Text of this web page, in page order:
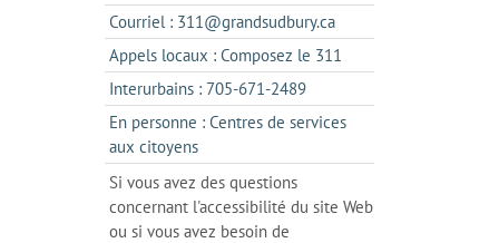
dans
un
nouvel
Courriel : 311@grandsudbury.cas'ouvre
dans
votre
de
Appels locaux : Composez le 311
dans
un
client
téléphone
Interurbains : 705-671-2489s'ouvre
dans
client
votre
En personne : Centres de services
aux citoyenss'ouvre
dans
l'onglet
actuel
Si vous avez des questions
concernant l'accessibilité du site Web
ou si vous avez besoin de